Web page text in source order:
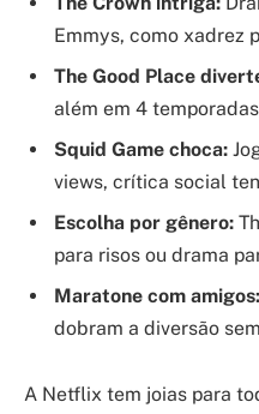
Emmys, como xadrez
The Good Place
além em 4
Squid Game choca:
views, crítica social
Escolha por gênero:
para risos ou drama
Maratone com amigos:
dobram a diversão
A Netflix tem joias para